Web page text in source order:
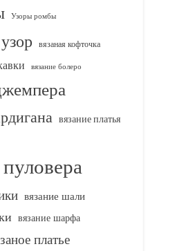
Узоры ромбы
вязаная кофточка
вязание болеро
вязание платья
вязание шали
вязание шарфа
платье